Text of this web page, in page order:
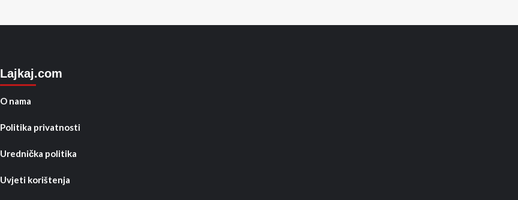
Lajkaj.com
O nama
Politika privatnosti
Urednička politika
Uvjeti korištenja